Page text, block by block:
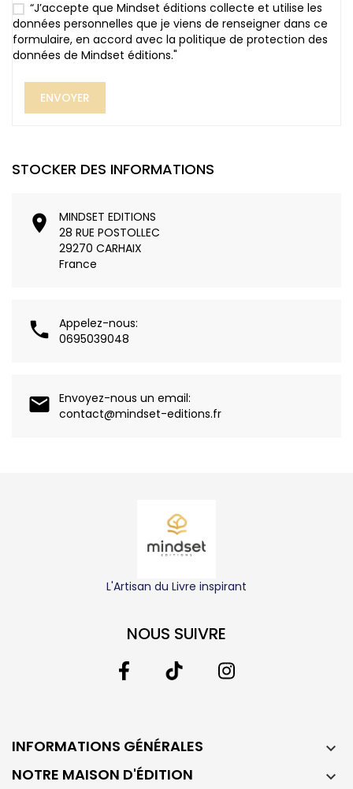
“J’accepte que Mindset éditions collecte et utilise les
données personnelles que je viens de renseigner dans ce
formulaire, en accord avec la politique de protection des
données de Mindset éditions."
STOCKER DES INFORMATIONS

MINDSET EDITIONS
28 RUE POSTOLLEC
29270 CARHAIX
France

Appelez-nous:
0695039048
 Envoyez-nous un email:
contact@mindset-editions.fr
L'Artisan du Livre inspirant
NOUS SUIVRE
INFORMATIONS GÉNÉRALES 
NOTRE MAISON D'ÉDITION 